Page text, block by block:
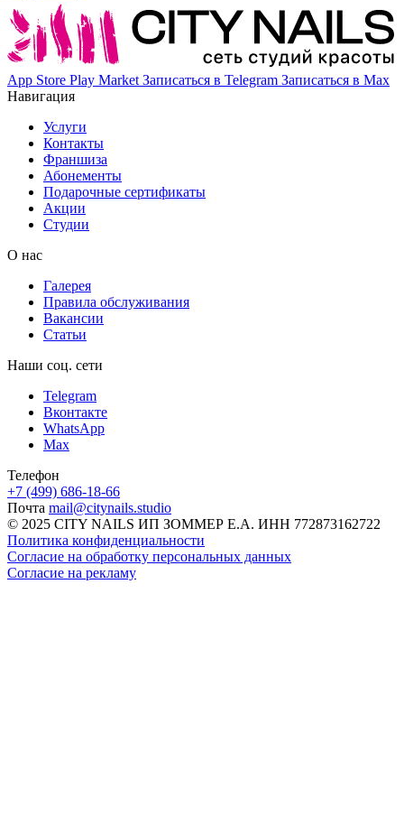
App Store Play Market Записаться в Telegram Записаться в Max
Навигация
Услуги
Контакты
Франшиза
Абонементы
Подарочные сертификаты
Акции
Студии
О нас
Галерея
Правила обслуживания
Вакансии
Статьи
Наши соц. сети
Telegram
Вконтакте
WhatsApp
Max
Телефон
+7 (499) 686-18-66
Почта mail@citynails.studio
© 2025 CITY NAILS ИП ЗОММЕР Е.А. ИНН 772873162722
Политика конфиденциальности
Согласие на обработку персональных данных
Согласие на рекламу